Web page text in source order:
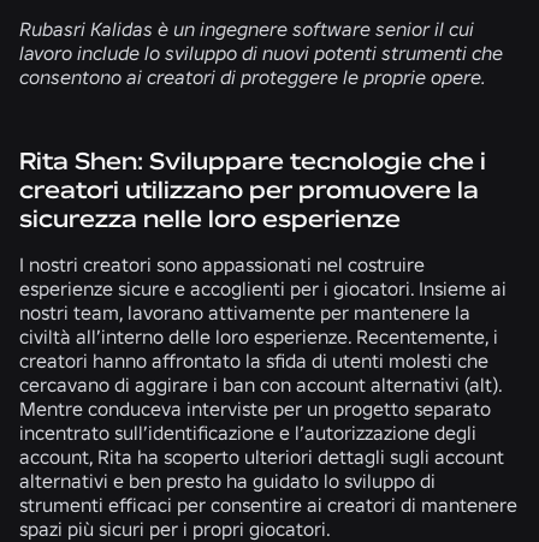
Rubasri Kalidas è un ingegnere software senior il cui
lavoro include lo sviluppo di nuovi potenti strumenti che
consentono ai creatori di proteggere le proprie opere.
Rita Shen: Sviluppare tecnologie che i
creatori utilizzano per promuovere la
sicurezza nelle loro esperienze
I nostri creatori sono appassionati nel costruire
esperienze sicure e accoglienti per i giocatori. Insieme ai
nostri team, lavorano attivamente per mantenere la
civiltà all’interno delle loro esperienze. Recentemente, i
creatori hanno affrontato la sfida di utenti molesti che
cercavano di aggirare i ban con account alternativi (alt).
Mentre conduceva interviste per un progetto separato
incentrato sull’identificazione e l’autorizzazione degli
account, Rita ha scoperto ulteriori dettagli sugli account
alternativi e ben presto ha guidato lo sviluppo di
strumenti efficaci per consentire ai creatori di mantenere
spazi più sicuri per i propri giocatori.